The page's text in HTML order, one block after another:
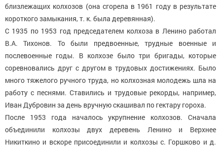
близлежащих колхозов (она сгорела в 1961 году в результате
короткого замыкания, т. к. была деревянная).
С 1935 по 1953 год председателем колхоза в Ленино работал
В.А. Тихонов. То были предвоенные, трудные военные и
послевоенные годы. В колхозе было три бригады, которые
соревновались друг с другом в трудовых достижениях. Было
много тяжелого ручного труда, но колхозная молодежь шла на
работу с песнями. Ставились и трудовые рекорды, например,
Иван Дубровин за день вручную скашивал по гектару гороха.
После 1953 года началось укрупнение колхозов. Сначала
объединили колхозы двух деревень Ленино и Верхнее
Никиткино и вскоре присоединили и колхозы с. Горшково и д.